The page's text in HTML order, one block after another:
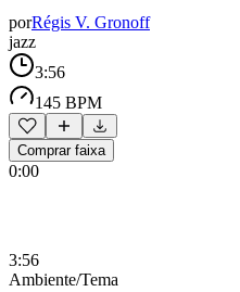
porRégis V. Gronoff
jazz
3:56
145 BPM
Comprar faixa
0:00
3:56
Ambiente/Tema